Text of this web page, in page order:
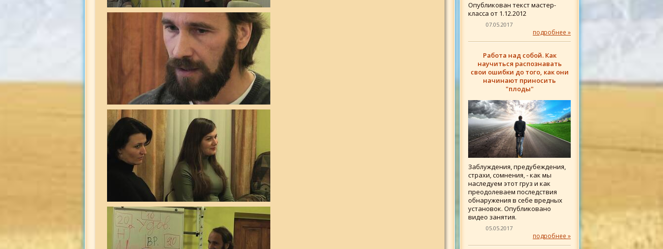
Опубликован текст мастер-
класса от 1.12.2012
07.05.2017
подробнее »
Работа над собой. Как
научиться распознавать
свои ошибки до того, как они
начинают приносить
"плоды"
Заблуждения, предубеждения,
страхи, сомнения, - как мы
наследуем этот груз и как
преодолеваем последствия
обнаружения в себе вредных
установок. Опубликовано
видео занятия.
05.05.2017
подробнее »